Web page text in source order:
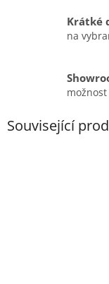
Krátké
na
Související